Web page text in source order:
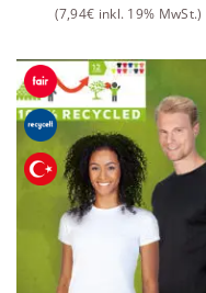
(7,94€ inkl. 19% MwSt.)